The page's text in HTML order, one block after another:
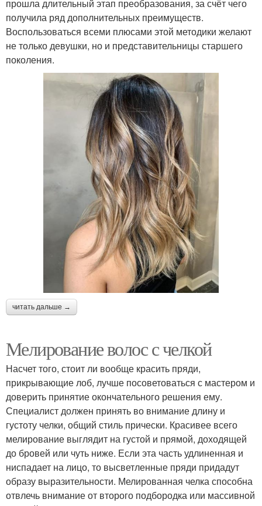
прошла длительный этап преобразования, за счёт чего
получила ряд дополнительных преимуществ.
Воспользоваться всеми плюсами этой методики желают
не только девушки, но и представительницы старшего
поколения.
читать дальше →
Мелирование волос с челкой
Насчет того, стоит ли вообще красить пряди,
прикрывающие лоб, лучше посоветоваться с мастером и
доверить принятие окончательного решения ему.
Специалист должен принять во внимание длину и
густоту челки, общий стиль прически. Красивее всего
мелирование выглядит на густой и прямой, доходящей
до бровей или чуть ниже. Если эта часть удлиненная и
ниспадает на лицо, то высветленные пряди придадут
образу выразительности. Мелированная челка способна
отвлечь внимание от второго подбородка или массивной